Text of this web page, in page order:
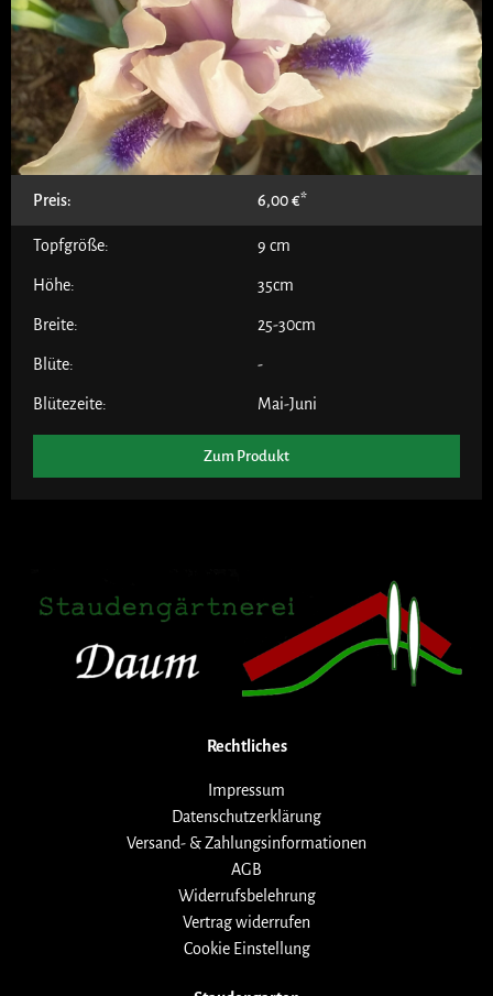
Preis: 6,00€
Topfgröße: 9 cm
Höhe: 35cm
Breite: 25-30cm
Blüte: -
Blütezeite: Mai-Juni
Zum Produkt
Rechtliches
Impressum
Datenschutzerklärung
Versand- & Zahlungsinformationen
AGB
Widerrufsbelehrung
Vertrag widerrufen
Cookie Einstellung